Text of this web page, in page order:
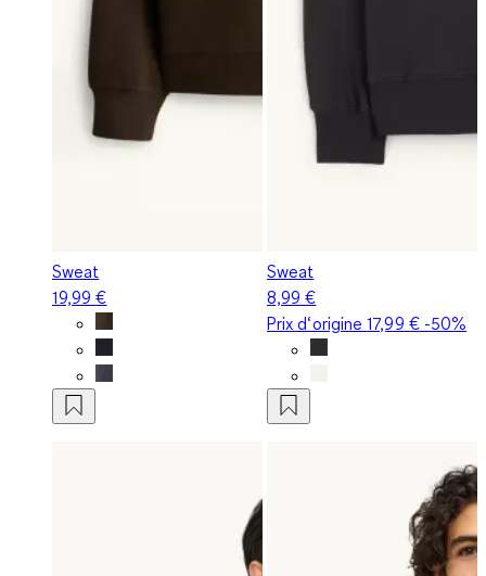
Sweat
19,99 €
Sweat
8,99 €
Prix d‘origine17,99 €-50%